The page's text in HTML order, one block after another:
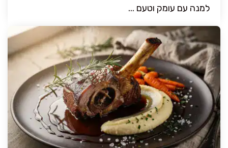
למנה עם עומק וטעם ...